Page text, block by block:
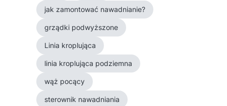
jak zamontować nawadnianie?
grządki podwyższone
Linia kroplująca
linia kroplująca podziemna
wąż pocący
sterownik nawadniania